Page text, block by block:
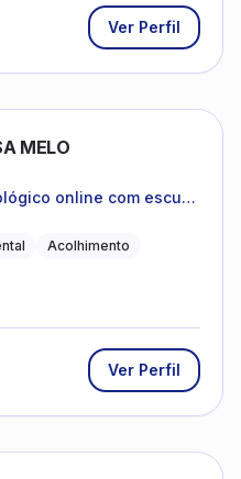
Ver Perfil
MELO
online com escuta
Acolhimento
Ver Perfil